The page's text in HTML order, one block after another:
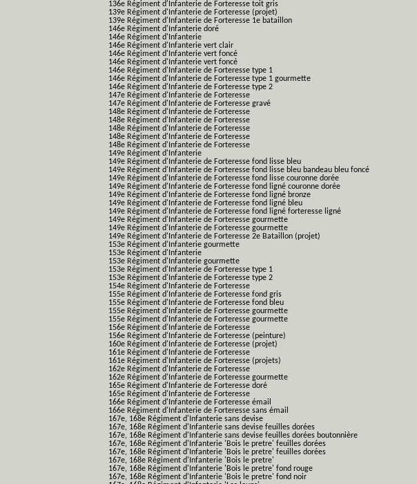
136e Régiment d'Infanterie de Forteresse toit gris
139e Régiment d'Infanterie de Forteresse (projet)
139e Régiment d'Infanterie de Forteresse 1e bataillon
146e Régiment d'Infanterie doré
146e Régiment d'Infanterie
146e Régiment d'Infanterie vert clair
146e Régiment d'Infanterie vert foncé
146e Régiment d'Infanterie vert foncé
146e Régiment d'Infanterie de Forteresse type 1
146e Régiment d'Infanterie de Forteresse type 1 gourmette
146e Régiment d'Infanterie de Forteresse type 2
147e Régiment d'Infanterie de Forteresse
147e Régiment d'Infanterie de Forteresse gravé
148e Régiment d'Infanterie de Forteresse
148e Régiment d'Infanterie de Forteresse
148e Régiment d'Infanterie de Forteresse
148e Régiment d'Infanterie de Forteresse
148e Régiment d'Infanterie de Forteresse
149e Régiment d'Infanterie
149e Régiment d'Infanterie de Forteresse fond lisse bleu
149e Régiment d'Infanterie de Forteresse fond lisse bleu bandeau bleu foncé
149e Régiment d'Infanterie de Forteresse fond lisse couronne dorée
149e Régiment d'Infanterie de Forteresse fond ligné couronne dorée
149e Régiment d'Infanterie de Forteresse fond ligné bronze
149e Régiment d'Infanterie de Forteresse fond ligné bleu
149e Régiment d'Infanterie de Forteresse fond ligné forteresse ligné
149e Régiment d'Infanterie de Forteresse gourmette
149e Régiment d'Infanterie de Forteresse gourmette
149e Régiment d'Infanterie de Forteresse 2e Bataillon (projet)
153e Régiment d'Infanterie gourmette
153e Régiment d'Infanterie
153e Régiment d'Infanterie gourmette
153e Régiment d'Infanterie de Forteresse type 1
153e Régiment d'Infanterie de Forteresse type 2
154e Régiment d'Infanterie de Forteresse
155e Régiment d'Infanterie de Forteresse fond gris
155e Régiment d'Infanterie de Forteresse fond bleu
155e Régiment d'Infanterie de Forteresse gourmette
155e Régiment d'Infanterie de Forteresse gourmette
156e Régiment d'Infanterie de Forteresse
156e Régiment d'Infanterie de Forteresse (peinture)
160e Régiment d'Infanterie de Forteresse (projet)
161e Régiment d'Infanterie de Forteresse
161e Régiment d'Infanterie de Forteresse (projets)
162e Régiment d'Infanterie de Forteresse
162e Régiment d'Infanterie de Forteresse gourmette
165e Régiment d'Infanterie de Forteresse doré
165e Régiment d'Infanterie de Forteresse
166e Régiment d'Infanterie de Forteresse émail
166e Régiment d'Infanterie de Forteresse sans émail
167e, 168e Régiment d'Infanterie sans devise
167e, 168e Régiment d'Infanterie sans devise feuilles dorées
167e, 168e Régiment d'Infanterie sans devise feuilles dorées boutonnière
167e, 168e Régiment d'Infanterie 'Bois le pretre' feuilles dorées
167e, 168e Régiment d'Infanterie 'Bois le pretre' feuilles dorées
167e, 168e Régiment d'Infanterie 'Bois le pretre'
167e, 168e Régiment d'Infanterie 'Bois le pretre' fond rouge
167e, 168e Régiment d'Infanterie 'Bois le pretre' fond noir